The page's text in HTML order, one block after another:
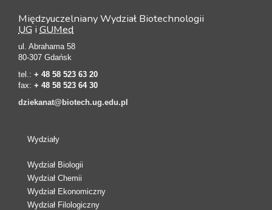
Międzyuczelniany Wydział Biotechnologii
UG i GUMed
ul. Abrahama 58
80-307 Gdańsk
tel.: + 48 58 523 63 20
fax: + 48 58 523 64 30
dziekanat@biotech.ug.edu.pl
Wydziały
Wydział Biologii
Wydział Chemii
Wydział Ekonomiczny
Wydział Filologiczny